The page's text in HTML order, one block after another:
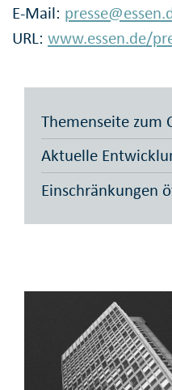
E-Mail:
URL: www.essen.de/
Themenseite zum
Aktuelle
Einschränkungen